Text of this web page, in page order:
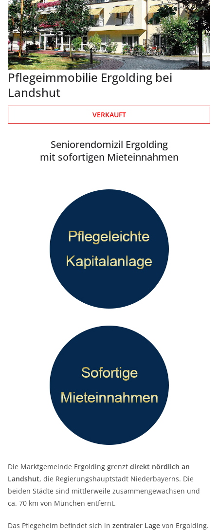
Pflegeimmobilie Ergolding bei
Landshut
VERKAUFT
Seniorendomizil Ergolding
mit sofortigen Mieteinnahmen
Die Marktgemeinde Ergolding grenzt direkt nördlich an
Landshut, die Regierungshauptstadt Niederbayerns. Die
beiden Städte sind mittlerweile zusammengewachsen und
ca. 70 km von München entfernt.
Das Pflegeheim befindet sich in zentraler Lage von Ergolding.